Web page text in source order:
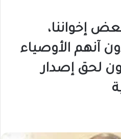
إخواننا،
آنهم الأوصياء
لحق إصدار